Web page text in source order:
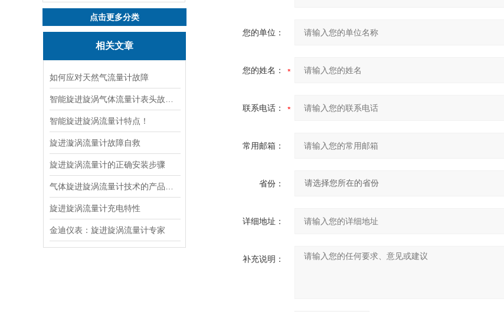
点击更多分类
相关文章
如何应对天然气流量计故障
智能旋进旋涡流量计特点！
旋进漩涡流量计故障自救
旋进旋涡流量计的正确安装步骤
旋进旋涡流量计充电特性
金迪仪表：旋进旋涡流量计专家
您的单位：
您的姓名：
联系电话：
常用邮箱：
省份：
详细地址：
补充说明：